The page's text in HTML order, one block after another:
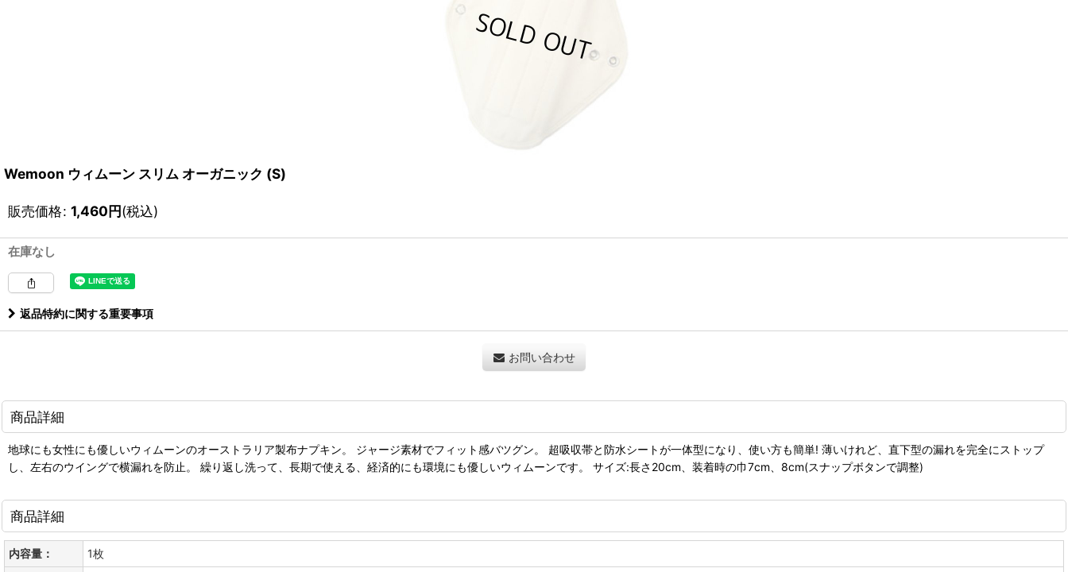
Wemoon ウィムーン スリム オーガニック (S)
販売価格: 1,460円(税込)
在庫なし
返品特約に関する重要事項
お問い合わせ
商品詳細
地球にも女性にも優しいウィムーンのオーストラリア製布ナプキン。 ジャージ素材でフィット感バツグン。 超吸収帯と防水シートが一体型になり、使い方も簡単! 薄いけれど、直下型の漏れを完全にストップ
し、左右のウイングで横漏れを防止。 繰り返し洗って、長期で使える、経済的にも環境にも優しいウィムーンです。 サイズ:長さ20cm、装着時の巾7cm、8cm(スナップボタンで調整)
商品詳細
内容量：
1枚